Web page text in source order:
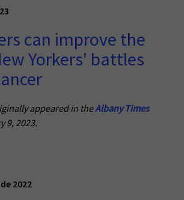
can improve the
Yorkers' battles
appeared in theAlbany Times
9, 2023.
2022